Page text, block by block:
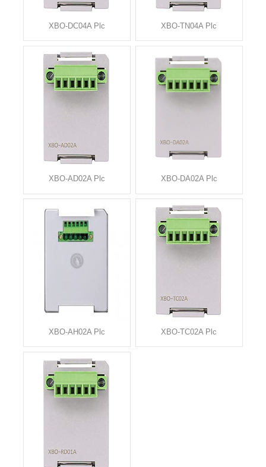
XBO-DC04A Plc XBO-TN04A Plc
XBO-AD02A Plc XBO-DA02A Plc
XBO-AH02A Plc XBO-TC02A Plc